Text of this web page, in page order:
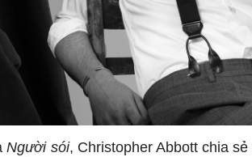
Người sói, Christopher Abbott chia